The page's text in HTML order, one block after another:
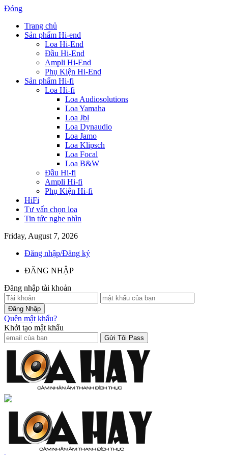
Đóng
Trang chủ
Sản phẩm Hi-end
Loa Hi-End
Đầu Hi-End
Ampli Hi-End
Phụ Kiện Hi-End
Sản phẩm Hi-fi
Loa Hi-fi
Loa Audiosolutions
Loa Yamaha
Loa Jbl
Loa Dynaudio
Loa Jamo
Loa Klipsch
Loa Focal
Loa B&W
Đầu Hi-fi
Ampli Hi-fi
Phụ Kiện Hi-fi
HiFi
Tư vấn chọn loa
Tin tức nghe nhìn
Friday, August 7, 2026
Đăng nhập/Đăng ký
ĐĂNG NHẬP
Đăng nhập tài khoản
Quên mật khẩu?
Khởi tạo mật khẩu